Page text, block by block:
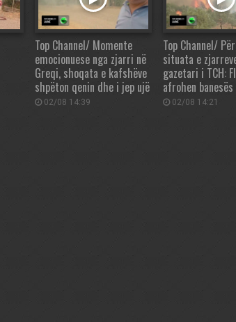
Top Channel/ Momente
emocionuese nga zjarri në
Greqi, shoqata e kafshëve
shpëton qenin dhe i jep ujë
02/08 14:39
Top Channel/
situata e
gazetari i TCH:
afrohen banesës
02/08 14:21